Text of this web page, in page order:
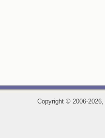
Copyright ©2006-2026,